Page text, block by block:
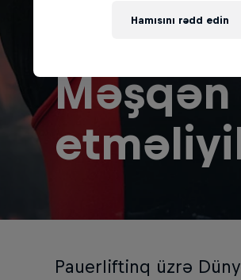
Məşqən
Pauerliftinq üzrə
Hamısını rədd edin